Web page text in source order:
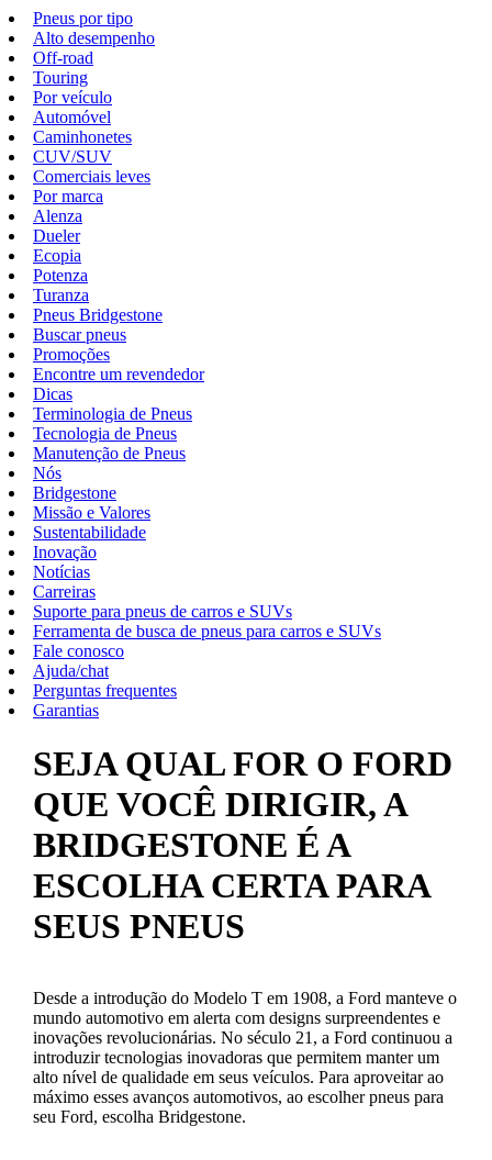
Pneus por tipo
Alto desempenho
Off-road
Touring
Por veículo
Automóvel
Caminhonetes
CUV/SUV
Comerciais leves
Por marca
Alenza
Dueler
Ecopia
Potenza
Turanza
Pneus Bridgestone
Buscar pneus
Promoções
Encontre um revendedor
Dicas
Terminologia de Pneus
Tecnologia de Pneus
Manutenção de Pneus
Nós
Bridgestone
Missão e Valores
Sustentabilidade
Inovação
Notícias
Carreiras
Suporte para pneus de carros e SUVs
Ferramenta de busca de pneus para carros e SUVs
Fale conosco
Ajuda/chat
Perguntas frequentes
Garantias
SEJA QUAL FOR O FORD
QUE VOCÊ DIRIGIR, A
BRIDGESTONE É A
ESCOLHA CERTA PARA
SEUS PNEUS
Desde a introdução do Modelo T em 1908, a Ford manteve o
mundo automotivo em alerta com designs surpreendentes e
inovações revolucionárias. No século 21, a Ford continuou a
introduzir tecnologias inovadoras que permitem manter um
alto nível de qualidade em seus veículos. Para aproveitar ao
máximo esses avanços automotivos, ao escolher pneus para
seu Ford, escolha Bridgestone.